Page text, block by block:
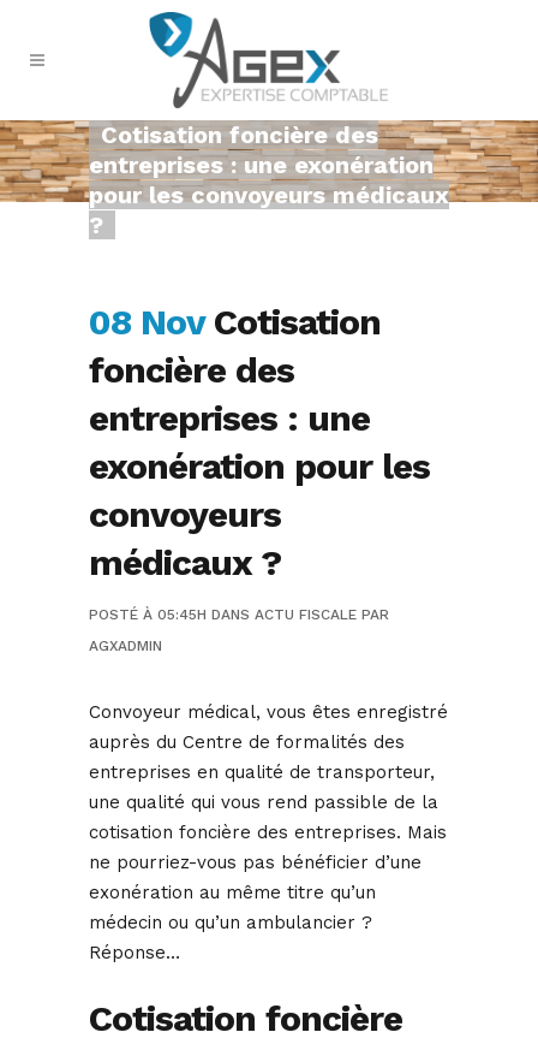
Cotisation foncière des
entreprises : une exonération
pour les convoyeurs médicaux
?
08 NovCotisation
foncière des
entreprises : une
exonération pour les
convoyeurs
médicaux ?
POSTÉ À 05:45H DANS ACTU FISCALE PAR
AGXADMIN
Convoyeur médical, vous êtes enregistré
auprès du Centre de formalités des
entreprises en qualité de transporteur,
une qualité qui vous rend passible de la
cotisation foncière des entreprises. Mais
ne pourriez-vous pas bénéficier d’une
exonération au même titre qu’un
médecin ou qu’un ambulancier ?
Réponse…
Cotisation foncière